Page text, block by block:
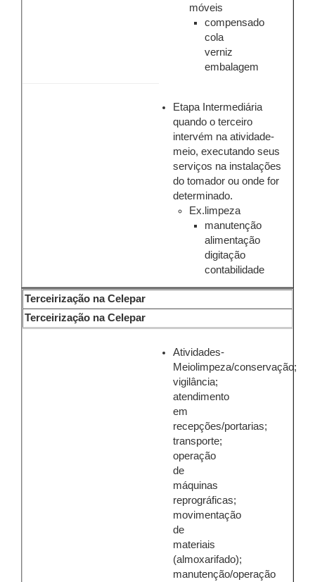
móveis
compensado
cola
verniz
embalagem
Etapa Intermediária
quando o terceiro
intervém na atividade-
meio, executando seus
serviços na instalações
do tomador ou onde for
determinado.
Ex.limpeza
manutenção
alimentação
digitação
contabilidade
Terceirização na Celepar
Terceirização na Celepar
Atividades-
Meiolimpeza/conservação;
vigilância;
atendimento
em
recepções/portarias;
transporte;
operação
de
máquinas
reprográficas;
movimentação
de
materiais
(almoxarifado);
manutenção/operação